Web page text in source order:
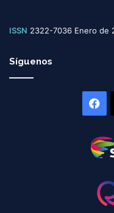
ISSN 2322-7036 Enero de
Síguenos